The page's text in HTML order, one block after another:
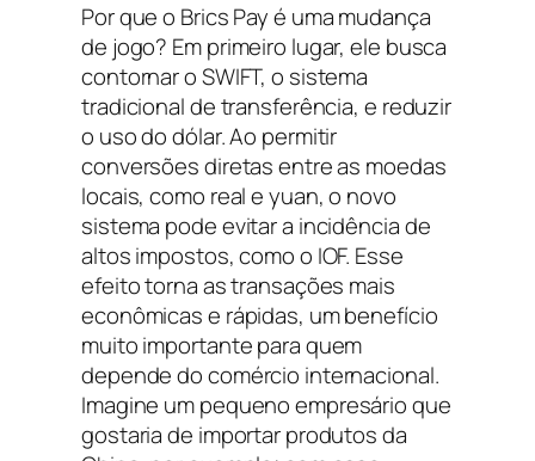
Por que o Brics Pay é uma mudança
de jogo? Em primeiro lugar, ele busca
contornar o SWIFT, o sistema
tradicional de transferência, e reduzir
o uso do dólar. Ao permitir
conversões diretas entre as moedas
locais, como real e yuan, o novo
sistema pode evitar a incidência de
altos impostos, como o IOF. Esse
efeito torna as transações mais
econômicas e rápidas, um benefício
muito importante para quem
depende do comércio internacional.
Imagine um pequeno empresário que
gostaria de importar produtos da